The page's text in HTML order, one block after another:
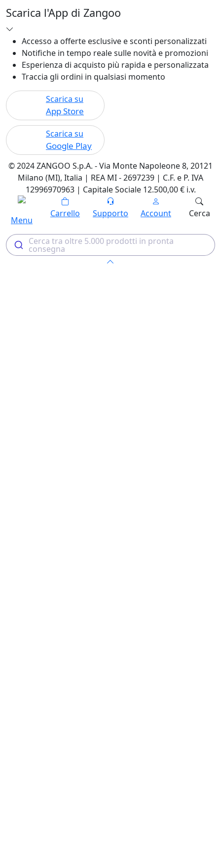
Scarica l'App di Zangoo
Accesso a offerte esclusive e sconti personalizzati
Notifiche in tempo reale sulle novità e promozioni
Esperienza di acquisto più rapida e personalizzata
Traccia gli ordini in qualsiasi momento
Scarica su
App Store
Scarica su
Google Play
© 2024 ZANGOO S.p.A. - Via Monte Napoleone 8, 20121
Milano (MI), Italia | REA MI - 2697239 | C.F. e P. IVA
12996970963 | Capitale Sociale 12.500,00 € i.v.
Menu
Carrello Supporto Account Cerca
Cerca tra oltre 5.000 prodotti in pronta
consegna